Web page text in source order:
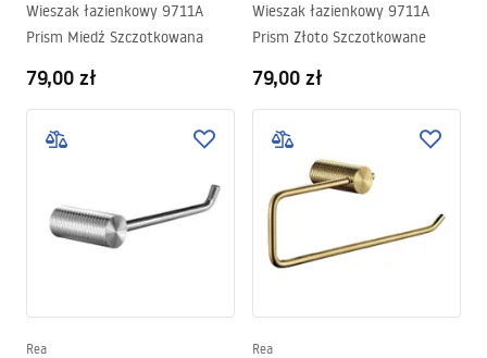
Wieszak łazienkowy 9711A
Prism Miedź Szczotkowana
79,00 zł
Wieszak łazienkowy 9711A
Prism Złoto Szczotkowane
79,00 zł
Rea Rea